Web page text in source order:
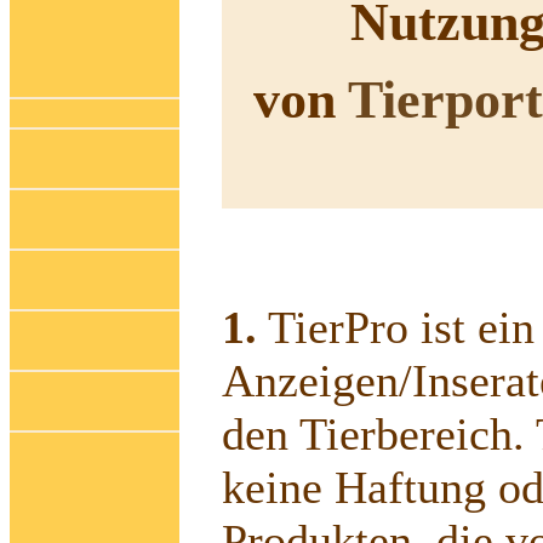
von
1. TierPro ist
Anzeigen/
den
keine Haftung